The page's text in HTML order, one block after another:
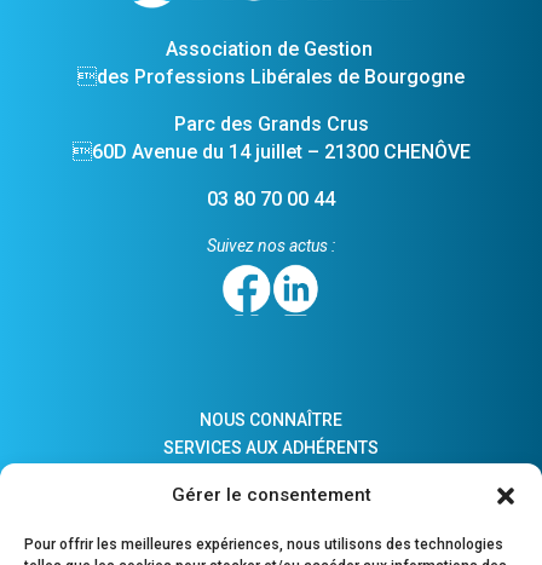
Gérer le consentement
Pour offrir les meilleures expériences, nous utilisons des technologies
Association de Gestion
des Professions Libérales de Bourgogne
Parc des Grands Crus
60D Avenue du 14 juillet – 21300 CHENÔVE
03 80 70 00 44
Suivez nos actus :
NOUS CONNAÎTRE
SERVICES AUX ADHÉRENTS
ADHÉSION
COMPTES MAJEURS PROTÉGÉS